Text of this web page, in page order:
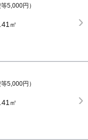
等5,000円）
㎡
等5,000円）
㎡